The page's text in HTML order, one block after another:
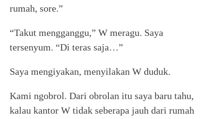
rumah, sore.”
“Takut mengganggu,” W meragu. Saya
tersenyum. “Di teras saja…”
Saya mengiyakan, menyilakan W duduk.
Kami ngobrol. Dari obrolan itu saya baru tahu,
kalau kantor W tidak seberapa jauh dari rumah